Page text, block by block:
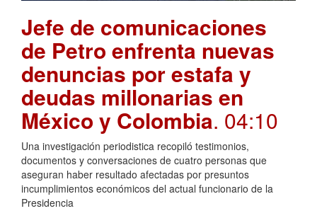
Jefe de comunicaciones
de Petro enfrenta nuevas
denuncias por estafa y
deudas millonarias en
México y Colombia. 04:10
Una investigación periodistica recopiló testimonios,
documentos y conversaciones de cuatro personas que
aseguran haber resultado afectadas por presuntos
incumplimientos económicos del actual funcionario de la
Presidencia